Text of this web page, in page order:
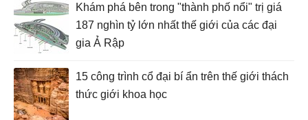
Khám phá bên trong "thành phố nổi" trị giá
187 nghìn tỷ lớn nhất thế giới của các đại
gia Ả Rập
15 công trình cổ đại bí ẩn trên thế giới thách
thức giới khoa học